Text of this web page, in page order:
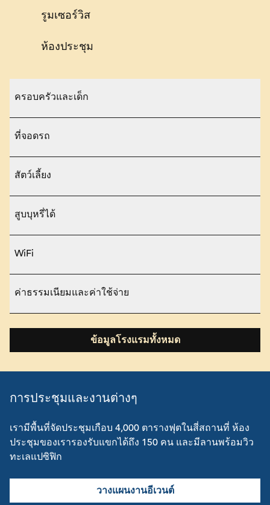
รูมเซอร์วิส
ห้องประชุม
ครอบครัวและเด็ก
ที่จอดรถ
สัตว์เลี้ยง
สูบบุหรี่ได้
WiFi
ค่าธรรมเนียมและค่าใช้จ่าย
ข้อมูลโรงแรมทั้งหมด
การประชุมและงานต่างๆ
เรามีพื้นที่จัดประชุมเกือบ 4,000 ตารางฟุตในสี่สถานที่ ห้อง
ประชุมของเรารองรับแขกได้ถึง 150 คน และมีลานพร้อมวิว
ทะเลแปซิฟิก
วางแผนงานอีเวนต์